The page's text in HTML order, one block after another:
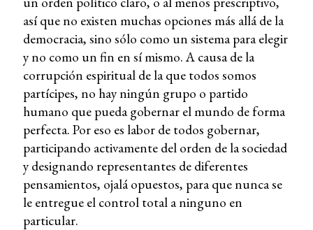
así que no existen muchas opciones más allá de la
democracia, sino sólo como un sistema para elegir
y no como un fin en sí mismo. A causa de la
corrupción espiritual de la que todos somos
partícipes, no hay ningún grupo o partido
humano que pueda gobernar el mundo de forma
perfecta. Por eso es labor de todos gobernar,
participando activamente del orden de la sociedad
y designando representantes de diferentes
pensamientos, ojalá opuestos, para que nunca se
le entregue el control total a ninguno en
particular.